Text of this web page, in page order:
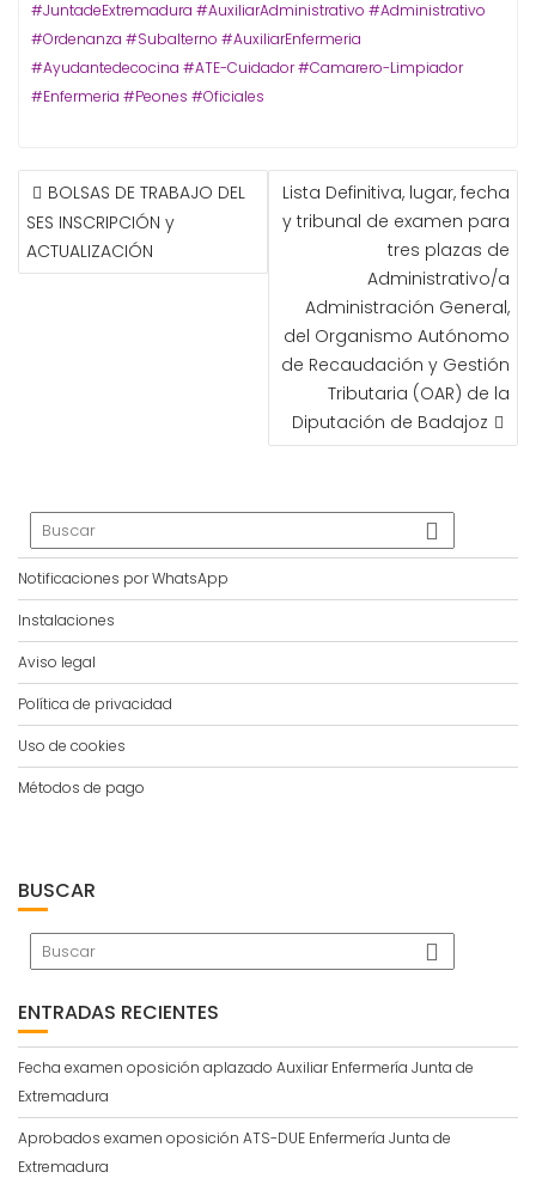
#JuntadeExtremadura #AuxiliarAdministrativo #Administrativo
#Ordenanza #Subalterno #AuxiliarEnfermeria
#Ayudantedecocina #ATE-Cuidador #Camarero-Limpiador
#Enfermeria #Peones #Oficiales
NAVEGACIÓN
DE
ENTRADAS
BOLSAS DE TRABAJO DEL
SES INSCRIPCIÓN y
ACTUALIZACIÓN
Lista Definitiva, lugar, fecha
y tribunal de examen para
tres plazas de
Administrativo/a
Administración General,
del Organismo Autónomo
de Recaudación y Gestión
Tributaria (OAR) de la
Diputación de Badajoz
Notificaciones por WhatsApp
Instalaciones
Aviso legal
Política de privacidad
Uso de cookies
Métodos de pago
BUSCAR
ENTRADAS RECIENTES
Fecha examen oposición aplazado Auxiliar Enfermería Junta de
Extremadura
Aprobados examen oposición ATS-DUE Enfermería Junta de
Extremadura